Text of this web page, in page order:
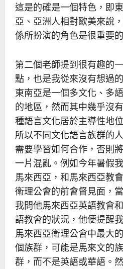
這是的確是一個特色，即
亞、亞洲人相對歐美來說
係所扮演的角色是很重要的
第二個老師提到很有趣的一
點，也是我從來沒有想過的
東南亞是一個多文化、多
的地區，然而其中幾乎沒
種語言文化居於主導性地位
所以不同文化語言族群的人
需要學習如何合作，否則
一片混亂。例如今年暑假
馬來西亞，和馬來西亞教會
衛理公會的前會督見面，
我問他馬來西亞英語教會
語教會的狀況，他便提醒我
馬來西亞衛理公會中最大
個族群，可能是馬來文的族
群，而不是英語或華語。